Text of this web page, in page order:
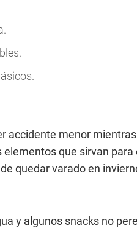
accidente menor
que sirvan
quedar varado en
y algunos snacks no